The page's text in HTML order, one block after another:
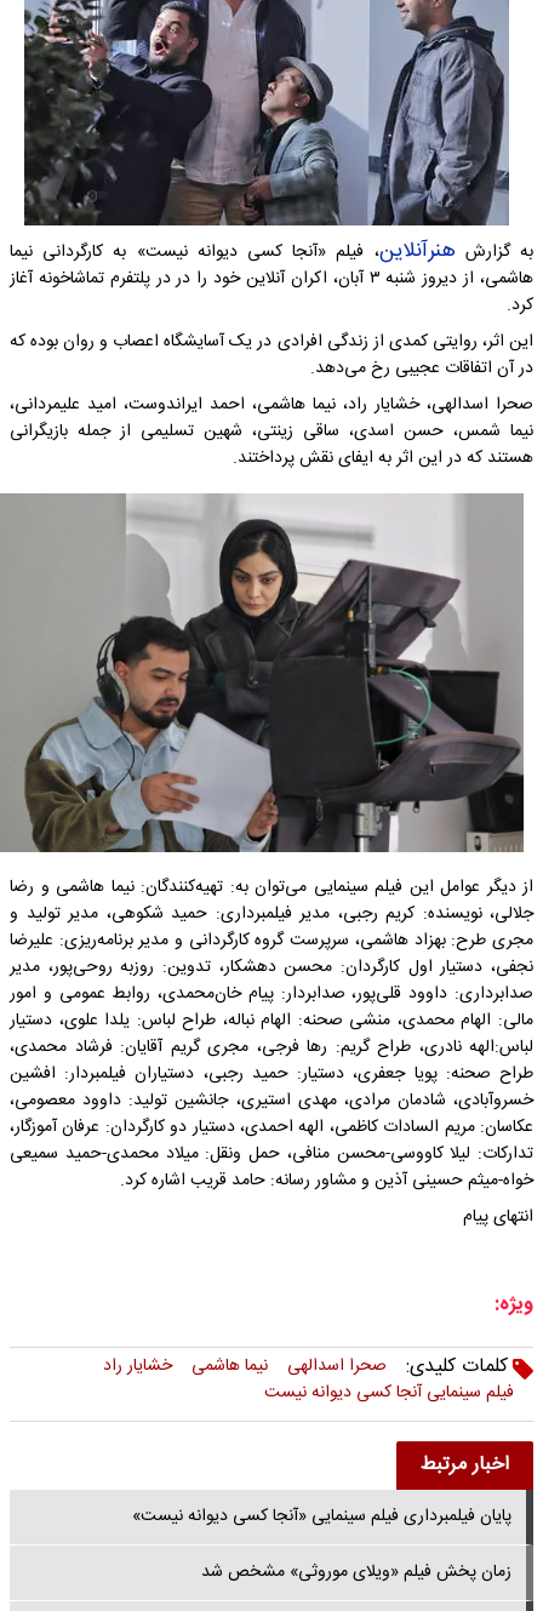
به گزارش هنرآنلاین، فیلم «آنجا کسی دیوانه نیست» به کارگردانی نیما
هاشمی، از دیروز شنبه ۳ آبان، اکران آنلاین خود را در در پلتفرم تماشاخونه آغاز
کرد.
این اثر، روایتی کمدی از زندگی افرادی در یک آسایشگاه اعصاب و روان بوده که
در آن اتفاقات عجیبی رخ می‌دهد.
صحرا اسدالهی، خشایار راد، نیما هاشمی، احمد ایراندوست، امید علیمردانی،
نیما شمس، حسن اسدی، ساقی زینتی، شهین تسلیمی از جمله بازیگرانی
هستند که در این اثر به ایفای نقش پرداختند.
از دیگر عوامل این فیلم سینمایی می‌توان به: تهیه‌کنندگان: نیما هاشمی و رضا
جلالی، نویسنده: کریم رجبی، مدیر فیلمبرداری: حمید شکوهی، مدیر تولید و
مجری طرح: بهزاد هاشمی، سرپرست گروه کارگردانی و مدیر برنامه‌ریزی: علیرضا
نجفی، دستیار اول کارگردان: محسن دهشکار، تدوین: روزبه روحی‌پور، مدیر
صدابرداری: داوود قلی‌پور، صدابردار: پیام خان‌محمدی، روابط عمومی و امور
مالی: الهام محمدی، منشی صحنه: الهام نباله، طراح لباس: یلدا علوی، دستیار
لباس:الهه نادری، طراح گریم: رها فرجی، مجری گریم آقایان: فرشاد محمدی،
طراح صحنه: پویا جعفری، دستیار: حمید رجبی، دستیاران فیلمبردار: افشین
خسروآبادی، شادمان مرادی، مهدی استیری، جانشین تولید: داوود معصومی،
عکاسان: مریم السادات کاظمی، الهه احمدی، دستیار دو کارگردان: عرفان آموزگار،
تدارکات: لیلا کاووسی-محسن منافی، حمل ونقل: میلاد محمدی-حمید سمیعی
خواه-میثم حسینی آذین و مشاور رسانه: حامد قریب اشاره کرد.
انتهای پیام
ویژه:
کلمات کلیدی:
صحرا اسدالهی نیما هاشمی
خشایار راد
فیلم سینمایی آنجا کسی دیوانه نیست
اخبار مرتبط
پایان فیلمبرداری فیلم سینمایی «آنجا کسی دیوانه نیست»
زمان پخش فیلم «ویلای موروثی» مشخص شد